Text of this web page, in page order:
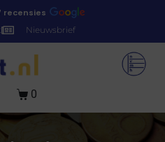
recensies
Nieuwsbrief
0